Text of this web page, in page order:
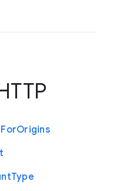
ForOrigins
Type